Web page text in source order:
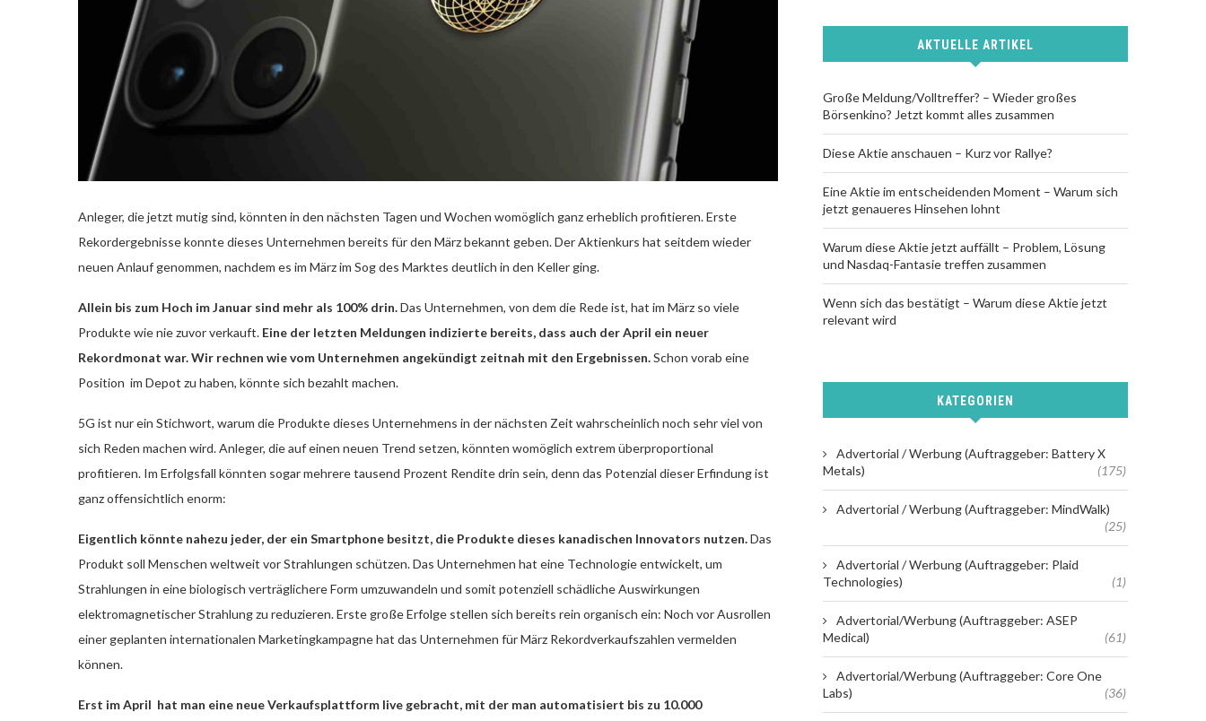
Anleger, die jetzt mutig sind, könnten in den nächsten Tagen und Wochen womöglich ganz erheblich profitieren. Erste
Rekordergebnisse konnte dieses Unternehmen bereits für den März bekannt geben. Der Aktienkurs hat seitdem wieder
neuen Anlauf genommen, nachdem es im März im Sog des Marktes deutlich in den Keller ging.
Allein bis zum Hoch im Januar sind mehr als 100% drin.Das Unternehmen, von dem die Rede ist, hat im März so viele
Produkte wie nie zuvor verkauft. Eine der letzten Meldungen indizierte bereits, dass auch der April ein neuer
Rekordmonat war. Wir rechnen wie vom Unternehmen angekündigt zeitnah mit den Ergebnissen.Schon vorab eine
Position im Depot zu haben, könnte sich bezahlt machen.
5G ist nur ein Stichwort, warum die Produkte dieses Unternehmens in der nächsten Zeit wahrscheinlich noch sehr viel von
sich Reden machen wird. Anleger, die auf einen neuen Trend setzen, könnten womöglich extrem überproportional
profitieren. Im Erfolgsfall könnten sogar mehrere tausend Prozent Rendite drin sein, denn das Potenzial dieser Erfindung ist
ganz offensichtlich enorm:
Eigentlich könnte nahezu jeder, der ein Smartphone besitzt, die Produkte dieses kanadischen Innovators nutzen.Das
Produkt soll Menschen weltweit vor Strahlungen schützen. Das Unternehmen hat eine Technologie entwickelt, um
Strahlungen in eine biologisch verträglichere Form umzuwandeln und somit potenziell schädliche Auswirkungen
elektromagnetischer Strahlung zu reduzieren. Erste große Erfolge stellen sich bereits rein organisch ein: Noch vor Ausrollen
einer geplanten internationalen Marketingkampagne hat das Unternehmen für März Rekordverkaufszahlen vermelden
können.
Erst im April hat man eine neue Verkaufsplattform live gebracht, mit der man automatisiert bis zu 10.000
AKTUELLE ARTIKEL
Große Meldung/Volltreffer? – Wieder großes
Börsenkino? Jetzt kommt alles zusammen
Diese Aktie anschauen – Kurz vor Rallye?
Eine Aktie im entscheidenden Moment – Warum sich
jetzt genaueres Hinsehen lohnt
Warum diese Aktie jetzt auffällt – Problem, Lösung
und Nasdaq-Fantasie treffen zusammen
Wenn sich das bestätigt – Warum diese Aktie jetzt
relevant wird
KATEGORIEN
Advertorial / Werbung (Auftraggeber: Battery X
Metals)
(175)
Advertorial / Werbung (Auftraggeber: MindWalk)
(25)
Advertorial / Werbung (Auftraggeber: Plaid
Technologies)
(1)
Advertorial/Werbung (Auftraggeber: ASEP
Medical)
(61)
Advertorial/Werbung (Auftraggeber: Core One
Labs)
(36)